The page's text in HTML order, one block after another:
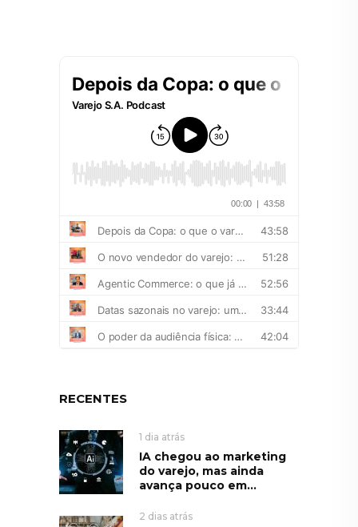
RECENTES
1 dia atrás
IA chegou ao marketing
do varejo, mas ainda
avança pouco em...
2 dias atrás